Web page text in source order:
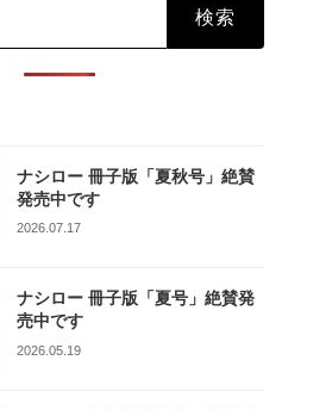
ナシロー 冊子版「夏秋号」絶賛
発売中です
2026.07.17
ナシロー 冊子版「夏号」絶賛発
売中です
2026.05.19